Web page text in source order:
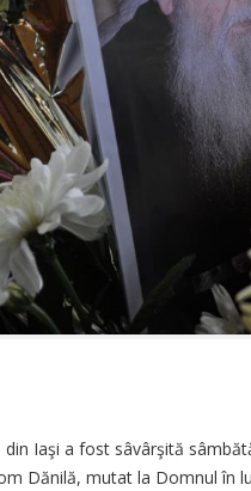
Iaşi a fost sâvârşită
Dănilă, mutat la Domnul în